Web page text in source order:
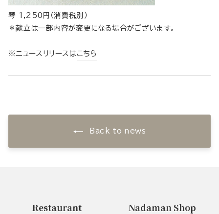
琴 1,250円（消費税別）
＊献立は一部内容が変更になる場合がございます。
※ニュースリリースは こちら
Back to news
Restaurant Nadaman Shop